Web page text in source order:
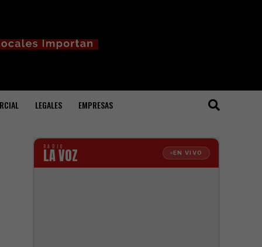
LEGALES EMPRESAS